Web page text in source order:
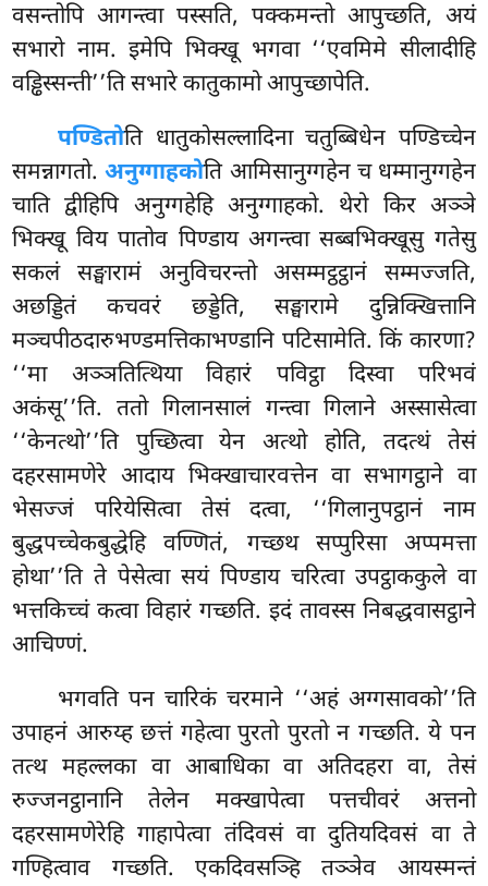
वसन्तोपि आगन्त्वा पस्सति, पक्कमन्तो आपुच्छति, अयं
सभारो नाम. इमेपि भिक्खू भगवा ‘‘एवमिमे सीलादीहि
वड्ढिस्सन्ती’’ति सभारे कातुकामो आपुच्छापेति.
पण्डितोति धातुकोसल्लादिना चतुब्बिधेन पण्डिच्चेन
समन्नागतो.अनुग्गाहकोति आमिसानुग्गहेन च धम्मानुग्गहेन
चाति द्वीहिपि अनुग्गहेहि अनुग्गाहको. थेरो किर अञ्ञे
भिक्खू विय पातोव पिण्डाय अगन्त्वा सब्बभिक्खूसु गतेसु
सकलं सङ्घारामं अनुविचरन्तो असम्मट्ठट्ठानं सम्मज्जति,
अछड्डितं कचवरं छड्डेति, सङ्घारामे दुन्निक्खित्तानि
मञ्चपीठदारुभण्डमत्तिकाभण्डानि पटिसामेति. किं कारणा?
‘‘मा अञ्ञतित्थिया विहारं पविट्ठा दिस्वा परिभवं
अकंसू’’ति. ततो गिलानसालं गन्त्वा गिलाने अस्सासेत्वा
‘‘केनत्थो’’ति पुच्छित्वा येन अत्थो होति, तदत्थं तेसं
दहरसामणेरे आदाय भिक्खाचारवत्तेन वा सभागट्ठाने वा
भेसज्जं परियेसित्वा तेसं दत्वा, ‘‘गिलानुपट्ठानं नाम
बुद्धपच्चेकबुद्धेहि वण्णितं, गच्छथ सप्पुरिसा अप्पमत्ता
होथा’’ति ते पेसेत्वा सयं पिण्डाय चरित्वा उपट्ठाककुले वा
भत्तकिच्चं कत्वा विहारं गच्छति. इदं तावस्स निबद्धवासट्ठाने
आचिण्णं.
भगवतिपन चारिकं चरमाने ‘‘अहं अग्गसावको’’ति
उपाहनं आरुय्ह छत्तं गहेत्वा पुरतो पुरतो न गच्छति. ये पन
तत्थ महल्लका वा आबाधिका वा अतिदहरा वा, तेसं
रुज्जनट्ठानानि तेलेन मक्खापेत्वा पत्तचीवरं अत्तनो
दहरसामणेरेहि गाहापेत्वा तंदिवसं वा दुतियदिवसं वा ते
गण्हित्वाव गच्छति. एकदिवसञ्हि तञ्ञेव आयस्मन्तं